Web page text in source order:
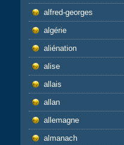
alfred-georges
algérie
aliénation
alise
allais
allan
allemagne
almanach